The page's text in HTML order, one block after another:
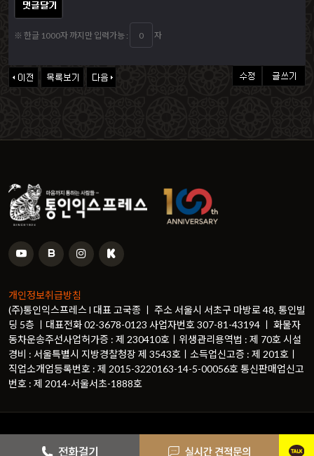
※ 한글 1000자 까지만 입력가능 : 자
개인정보취급방침
(주)통인익스프레스 l 대표 고국종 ㅣ 주소 서울시 서초구 마방로 48, 통인빌
딩 5층 ㅣ대표전화 02-3678-0123 사업자번호 307-81-43194 ㅣ 화물자
동차운송주선사업허가증 : 제 230410호ㅣ위생관리용역법 : 제 70호 시설
경비 : 서울특별시 지방경찰청장 제 3543호ㅣ소득업신고증 : 제 201호ㅣ
직업소개업등록번호 : 제 2015-3220163-14-5-00056호 통신판매업신고
번호 : 제 2014-서울서초-1888호
카카